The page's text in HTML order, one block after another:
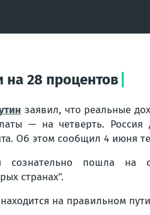
на 28 процентов
заявил, что реальные
— на четверть.
Об этом сообщил 4 июня
сознательно пошла на
странах".
на правильном